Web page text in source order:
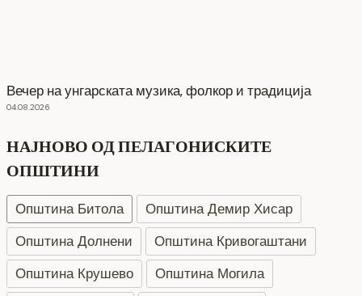
Вечер на унгарската музика, фолкор и традиција
04.08.2026
НАЈНОВО ОД ПЕЛАГОНИСКИТЕ
ОПШТИНИ
Општина Битола
Општина Демир Хисар
Општина Долнени
Општина Кривогаштани
Општина Крушево
Општина Могила